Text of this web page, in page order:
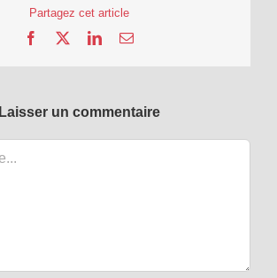
Partagez cet article
Facebook LinkedInEmail
Laisser un commentaire